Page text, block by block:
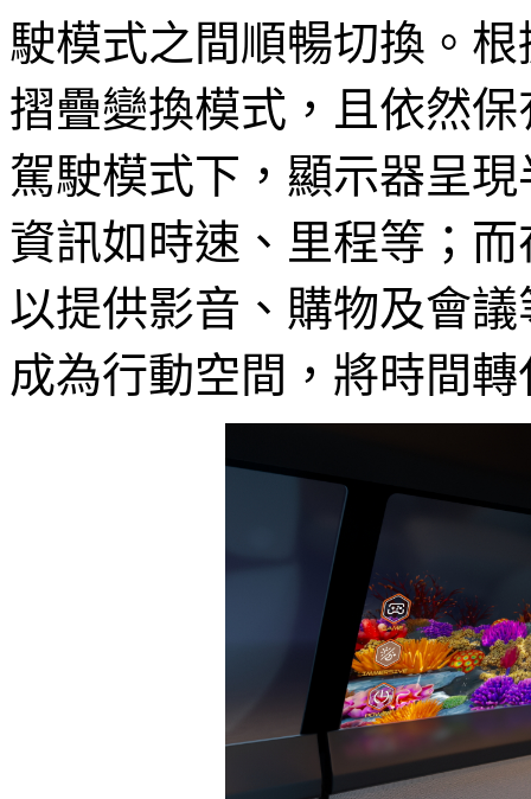
駛模式之間順暢切換。
摺疊變換模式，且依然
駕駛模式下，顯示器呈
資訊如時速、里程等；
以提供影音、購物及會
成為行動空間，將時間